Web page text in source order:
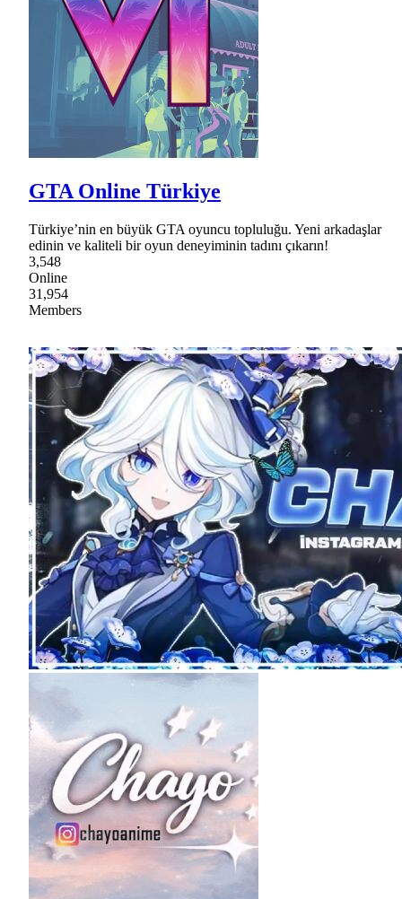
GTA Online Türkiye
Türkiye’nin en büyük GTA oyuncu topluluğu. Yeni arkadaşlar
edinin ve kaliteli bir oyun deneyiminin tadını çıkarın!
3,548
Online
31,954
Members